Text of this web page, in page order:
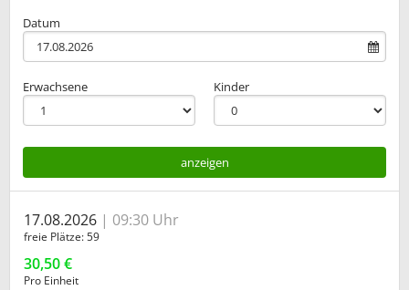
Datum
Erwachsene Kinder
anzeigen
17.08.2026 09:30 Uhr
freie Plätze 59
30,50 €
Pro Einheit